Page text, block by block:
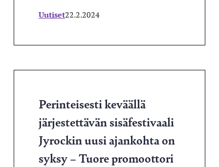
Uutiset22.2.2024
Perinteisesti keväällä
järjestettävän sisäfestivaali
Jyrockin uusi ajankohta on
syksy – Tuore promoottori